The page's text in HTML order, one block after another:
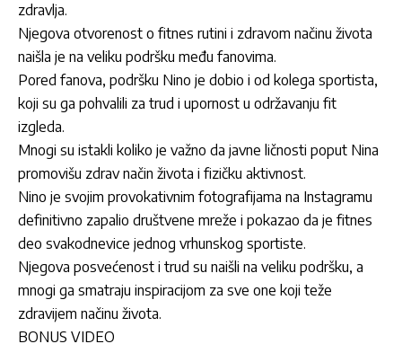
zdravlja.
Njegova otvorenost o fitnes rutini i zdravom načinu života
naišla je na veliku podršku među fanovima.
Pored fanova, podršku Nino je dobio i od kolega sportista,
koji su ga pohvalili za trud i upornost u održavanju fit
izgleda.
Mnogi su istakli koliko je važno da javne ličnosti poput Nina
promovišu zdrav način života i fizičku aktivnost.
Nino je svojim provokativnim fotografijama na Instagramu
definitivno zapalio društvene mreže i pokazao da je fitnes
deo svakodnevice jednog vrhunskog sportiste.
Njegova posvećenost i trud su naišli na veliku podršku, a
mnogi ga smatraju inspiracijom za sve one koji teže
zdravijem načinu života.
BONUS VIDEO